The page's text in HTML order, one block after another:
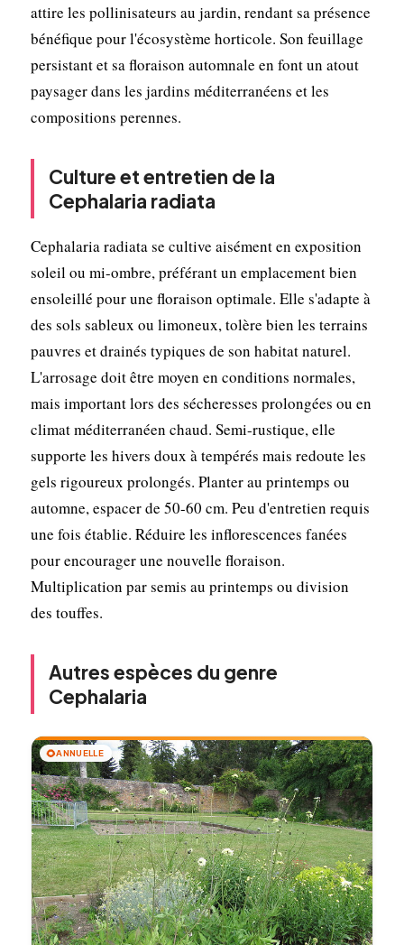
attire les pollinisateurs au jardin, rendant sa présence
bénéfique pour l'écosystème horticole. Son feuillage
persistant et sa floraison automnale en font un atout
paysager dans les jardins méditerranéens et les
compositions perennes.
Culture et entretien de la
Cephalaria radiata
Cephalaria radiata se cultive aisément en exposition
soleil ou mi-ombre, préférant un emplacement bien
ensoleillé pour une floraison optimale. Elle s'adapte à
des sols sableux ou limoneux, tolère bien les terrains
pauvres et drainés typiques de son habitat naturel.
L'arrosage doit être moyen en conditions normales,
mais important lors des sécheresses prolongées ou en
climat méditerranéen chaud. Semi-rustique, elle
supporte les hivers doux à tempérés mais redoute les
gels rigoureux prolongés. Planter au printemps ou
automne, espacer de 50-60 cm. Peu d'entretien requis
une fois établie. Réduire les inflorescences fanées
pour encourager une nouvelle floraison.
Multiplication par semis au printemps ou division
des touffes.
Autres espèces du genre
Cephalaria
🌻ANNUELLE